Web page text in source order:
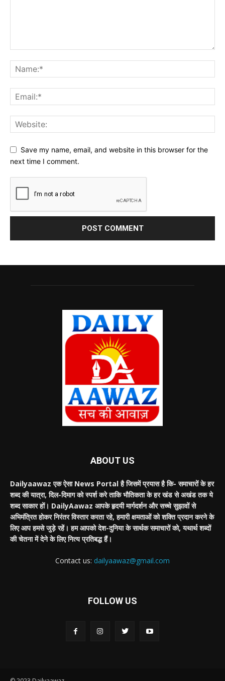
Save my name, email, and website in this browser for the
next time I comment.
ABOUT US
Dailyaawaz एक ऐसा News Portal है जिसमें प्रयास है कि- समाचारों के हर
शब्द की यात्रा, दिल-दिमाग को स्पर्श करे ताकि भौतिकता के हर खंड से अखंड तक ये
शब्द साकार हों। DailyAawaz आपके हृदयी मार्गदर्शन और सच्चे सुझावों से
अभिमंत्रित होकर निरंतर विस्तार करता रहे, हमारी क्षमताओं को शक्ति प्रदान करने के
लिए आप हमसे जुड़े रहें। हम आपको देश-दुनिया के सार्थक समाचारों को, यथार्थ शब्दों
की चेतना में देने के लिए नित्य प्रतिबद्ध हैं।
Contact us: dailyaawaz@gmail.com
FOLLOW US